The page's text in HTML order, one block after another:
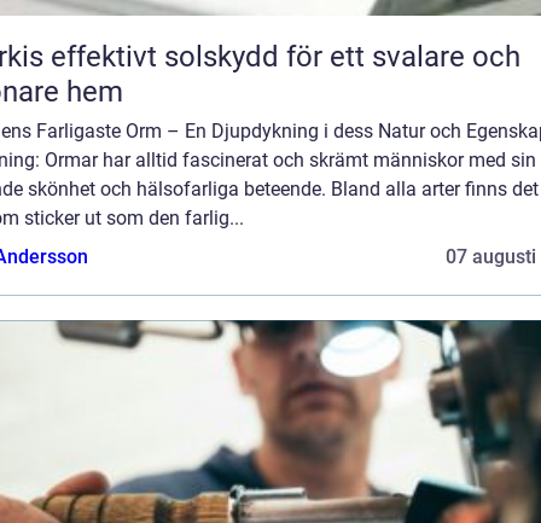
för ett svalare och
hem
Farligaste Orm – En Djupdykning i dess Natur och
Ormar har alltid fascinerat och skrämt människor med sin
skönhet och hälsofarliga beteende. Bland alla arter finns
sticker ut som den farlig...
07 augusti